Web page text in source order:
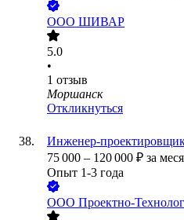
ООО ШИВАР
5.0
•
1 отзыв
Моршанск
Откликнуться
Инженер-
75 000 – 120 000 ₽ за
Опыт 1-3 года
ООО Проектно-